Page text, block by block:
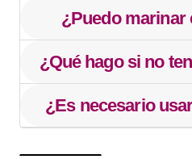
¿Puedo marinar
¿Qué hago si no
¿Es necesario